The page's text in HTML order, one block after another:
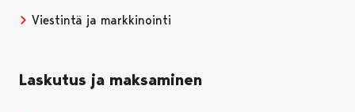
Viestintä ja markkinointi
Laskutus ja maksaminen